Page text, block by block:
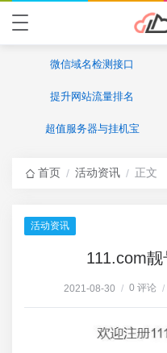
微信域名检测接口
提升网站流量排名
超值服务器与挂机宝
首页 / 活动资讯 / 正文
活动资讯
111.com
2021-08-30 / 0 评论 /